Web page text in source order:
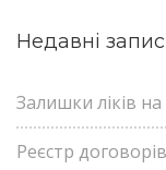
Недавні
Залишки ліків
Реєстр